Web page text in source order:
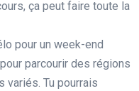
ça peut faire toute la
pour un week-end
parcourir des régions
Tu pourrais